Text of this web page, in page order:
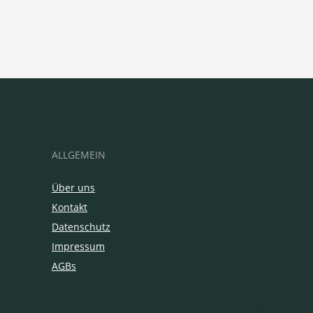
ALLGEMEIN
Über uns
Kontakt
Datenschutz
Impressum
AGBs